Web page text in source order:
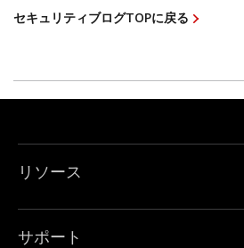
セキュリティブログTOPに戻る
リソース
サポート